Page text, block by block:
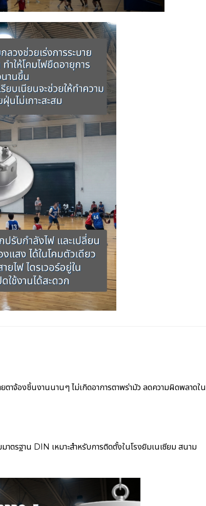
าจ้องชิ้นงานนานๆ ไม่เกิดอาการตาพร่ามัว ลดความผิดพลาดใน
รฐาน DIN เหมาะสำหรับการติดตั้งในโรงยิมเนเซียม สนาม